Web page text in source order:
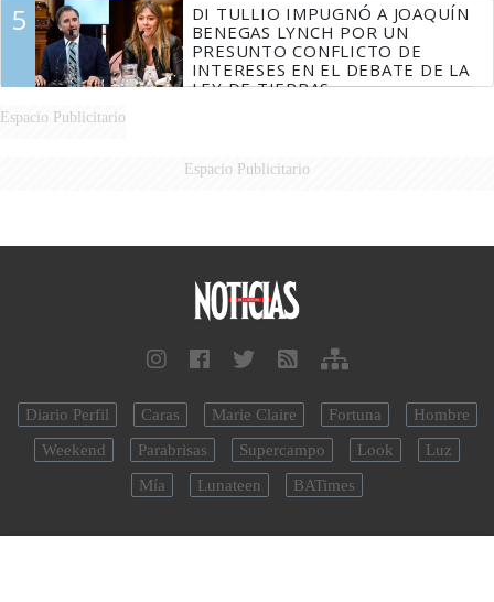
5
DI TULLIO IMPUGNÓ A JOAQUÍN
BENEGAS LYNCH POR UN
PRESUNTO CONFLICTO DE
INTERESES EN EL DEBATE DE LA
LEY DE TIERRAS
Espacio Publicitario
Espacio Publicitario
Diario Perfil Caras Marie Claire Fortuna
Hombre
Weekend
Parabrisas Supercampo Look
Luz
Mía
Lunateen BATimes